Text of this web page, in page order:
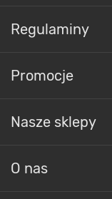
Regulaminy
Promocje
Nasze sklepy
O nas